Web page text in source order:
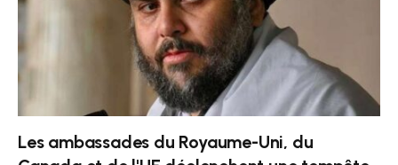
Les ambassades du Royaume-Uni, du